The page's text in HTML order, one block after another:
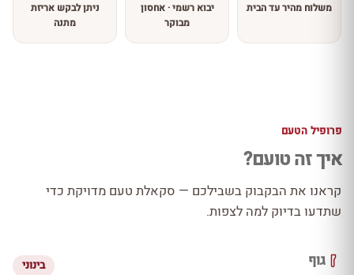
משלוח מהיר עד הבית
יבוא רשמי · אחסון
מבוקר
ניתן לבקש אריזת
מתנה
פרופיל הטעם
איך זה טועם?
קראנו את הבקבוק בשבילכם — סקאלת טעם מדויקת כדי
שתדעו בדיוק למה לצפות.
גוף בינוני